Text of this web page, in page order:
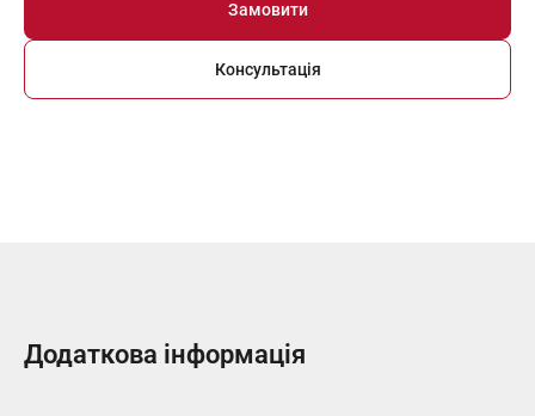
Замовити
Консультація
Додаткова інформація